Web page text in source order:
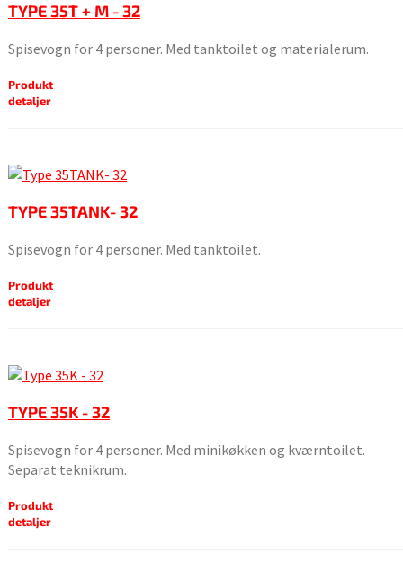
TYPE 35T + M - 32
Spisevogn for 4 personer. Med tanktoilet og materialerum.
Produkt
detaljer
TYPE 35TANK- 32
Spisevogn for 4 personer. Med tanktoilet.
Produkt
detaljer
TYPE 35K - 32
Spisevogn for 4 personer. Med minikøkken og kværntoilet.
Separat teknikrum.
Produkt
detaljer